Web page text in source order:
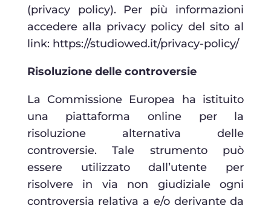
(privacy policy). Per più informazioni
accedere alla privacy policy del sito al
link: https://studiowed.it/privacy-policy/
Risoluzione delle controversie
La Commissione Europea ha istituito
una piattaforma online per la
risoluzione alternativa delle
controversie. Tale strumento può
essere utilizzato dall’utente per
risolvere in via non giudiziale ogni
controversia relativa a e/o derivante da